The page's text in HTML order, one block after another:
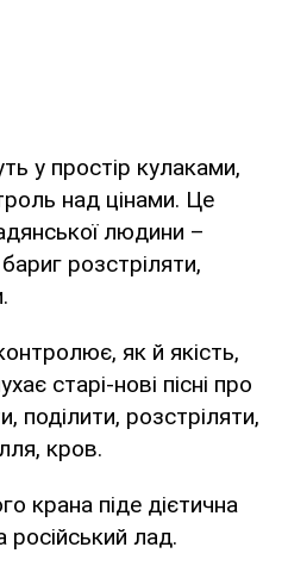
у простір кулаками,
над цінами. Це
людини –
розстріляти,
як й якість,
старі-нові пісні про
поділити, розстріляти,
кров.
крана піде дієтична
лад.